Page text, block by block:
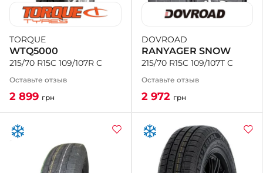
TORQUE
WTQ5000
215/70 R15C 109/107R C
Оставьте отзыв
2 899 грн
DOVROAD
RANYAGER SNOW
215/70 R15C 109/107T C
Оставьте отзыв
2 972 грн